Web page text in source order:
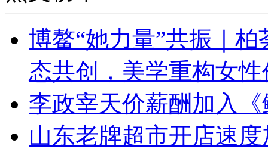
博鳌“她力量”共振｜
态共创，美学重构女性
李政宰天价薪酬加入
山东老牌超市开店速